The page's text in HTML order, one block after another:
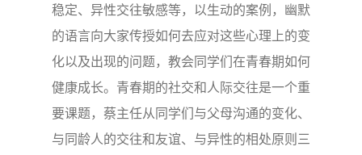
稳定、异性交往敏感等，以生动的案例，幽默
的语言向大家传授如何去应对这些心理上的变
化以及出现的问题，教会同学们在青春期如何
健康成长。青春期的社交和人际交往是一个重
要课题，蔡主任从同学们与父母沟通的变化、
与同龄人的交往和友谊、与异性的相处原则三